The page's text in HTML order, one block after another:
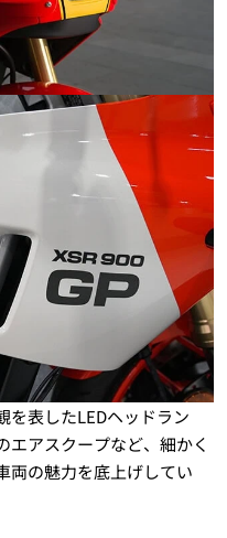
を表したLEDヘッドラン
エアスクープなど、細かく
両の魅力を底上げしてい